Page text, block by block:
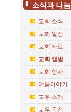
소식과 나눔
교회 소식
교회 일정
교회 자료
교회 앨범
교회 행사
여름이야기
교우 소개
교우 동정